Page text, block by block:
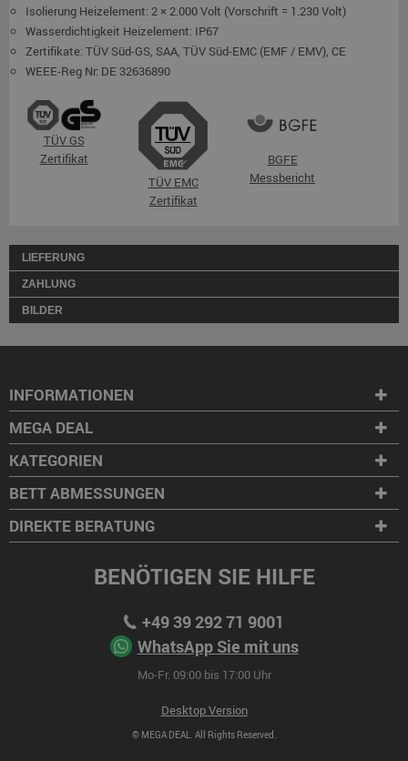
Isolierung Heizelement: 2 × 2.000 Volt (Vorschrift = 1.230 Volt)
Wasserdichtigkeit Heizelement: IP67
Zertifikate: TÜV Süd-GS, SAA, TÜV Süd-EMC (EMF / EMV), CE
WEEE-Reg Nr: DE 32636890
TÜV GS
Zertifikat
TÜV EMC
Zertifikat
BGFE
Messbericht
LIEFERUNG
ZAHLUNG
BILDER
INFORMATIONEN
MEGA DEAL
KATEGORIEN
BETT ABMESSUNGEN
DIREKTE BERATUNG
BENÖTIGEN SIE HILFE
+49 39 292 71 9001
WhatsApp Sie mit uns
Mo-Fr. 09:00 bis 17:00 Uhr
Desktop Version
© MEGA DEAL. All Rights Reserved.